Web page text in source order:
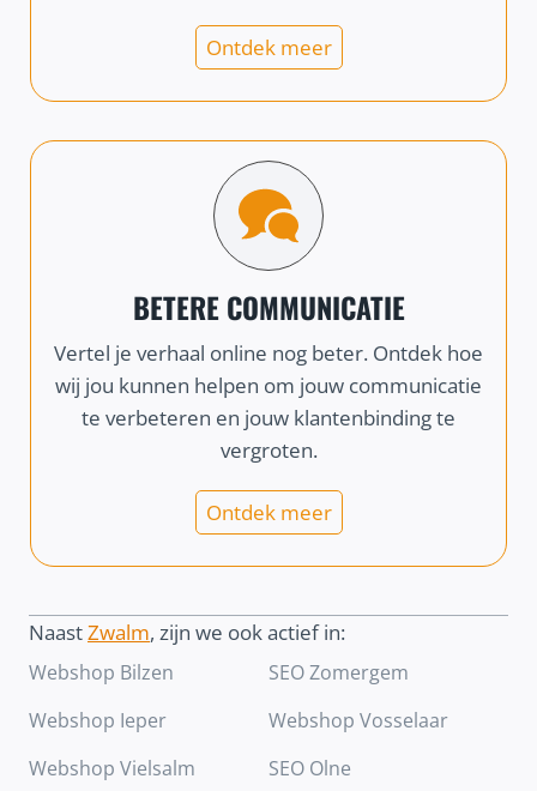
Ontdek meer
BETERE COMMUNICATIE
Vertel je verhaal online nog beter. Ontdek hoe
wij jou kunnen helpen om jouw communicatie
te verbeteren en jouw klantenbinding te
vergroten.
Ontdek meer
NaastZwalm, zijn we ook actief in:
Webshop Bilzen
SEO Zomergem
Webshop Ieper
Webshop Vosselaar
Webshop Vielsalm
SEO Olne